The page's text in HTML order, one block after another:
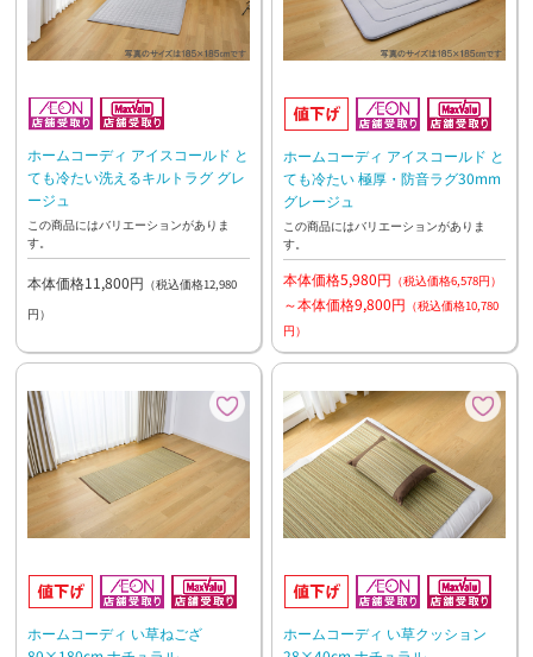
ホームコーディ アイスコールド と
ても冷たい洗えるキルトラグ グレ
ージュ
この商品にはバリエーションがありま
す。
本体価格11,800円 （税込価格12,980
円）
ホームコーディ アイスコールド と
ても冷たい 極厚・防音ラグ30mm
グレージュ
この商品にはバリエーションがありま
す。
本体価格5,980円 （税込価格6,578円）
～本体価格9,800円 （税込価格10,780
円）
ホームコーディ い草ねござ
ホームコーディ い草クッション